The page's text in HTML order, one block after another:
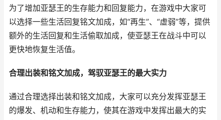
为了增加亚瑟王的生存能力和回复能力，在游戏中大家可
以选择一些生活回复铭文加成，如“再生”、“虚弱”等，提供
额外的生活回复和生活偷取加成，使亚瑟王在战斗中可以
更快地恢复生活值。
合理出装和铭文加成，驾驭亚瑟王的最大实力
通过合理选择出装和铭文加成，大家可以充分发挥亚瑟王
的爆发、机动和生存能力，使其在游戏中发挥出最大的实